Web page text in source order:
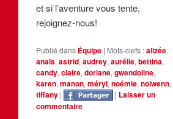
et si l’aventure vous tente,
rejoignez-nous!
Publié dans Équipe | Mots-clefs : alizée,
anaïs,astrid,audrey,aurélie,bettina,
candy,claire,doriane,gwendoline,
karen,manon,méryl,noémie,nolwenn,
tiffany | | Laisser un
commentaire